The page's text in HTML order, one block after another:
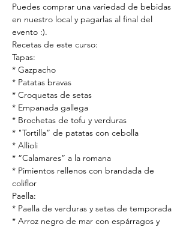
Puedes comprar una variedad de bebidas
en nuestro local y pagarlas al final del
evento :).
Recetas de este curso:
Tapas:
* Gazpacho
* Patatas bravas
* Croquetas de setas
* Empanada gallega
* Brochetas de tofu y verduras
* "Tortilla” de patatas con cebolla
* Allioli
* “Calamares” a la romana
* Pimientos rellenos con brandada de
coliflor
Paella:
* Paella de verduras y setas de temporada
* Arroz negro de mar con espárragos y